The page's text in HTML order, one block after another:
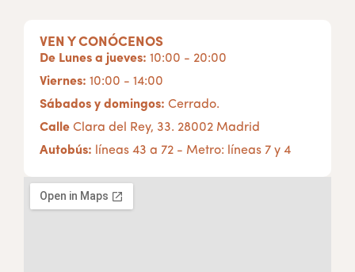
VEN Y CONÓCENOS
De Lunes a jueves: 10:00 - 20:00
Viernes: 10:00 - 14:00
Sábados y domingos: Cerrado.
Calle Clara del Rey, 33. 28002 Madrid
Autobús:
líneas 43 a 72 - Metro: líneas 7 y 4